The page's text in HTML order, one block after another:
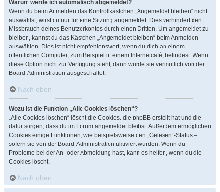
Warum werde ich automatisch abgemeldet?
Wenn du beim Anmelden das Kontrollkästchen „Angemeldet bleiben“ nicht
auswählst, wirst du nur für eine Sitzung angemeldet. Dies verhindert den
Missbrauch deines Benutzerkontos durch einen Dritten. Um angemeldet zu
bleiben, kannst du das Kästchen „Angemeldet bleiben“ beim Anmelden
auswählen. Dies ist nicht empfehlenswert, wenn du dich an einem
öffentlichen Computer, zum Beispiel in einem Internetcafé, befindest. Wenn
diese Option nicht zur Verfügung steht, dann wurde sie vermutlich von der
Board-Administration ausgeschaltet.
Nach oben
Wozu ist die Funktion „Alle Cookies löschen“?
„Alle Cookies löschen“ löscht die Cookies, die phpBB erstellt hat und die
dafür sorgen, dass du im Forum angemeldet bleibst. Außerdem ermöglichen
Cookies einige Funktionen, wie beispielsweise den „Gelesen“-Status –
sofern sie von der Board-Administration aktiviert wurden. Wenn du
Probleme bei der An- oder Abmeldung hast, kann es helfen, wenn du die
Cookies löscht.
Nach oben